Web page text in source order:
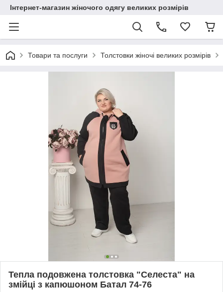
Інтернет-магазин жіночого одягу великих розмірів
Товари та послуги Толстовки жіночі великих розмірів
Тепла подовжена толстовка "Селеста" на
змійці з капюшоном Батал 74-76